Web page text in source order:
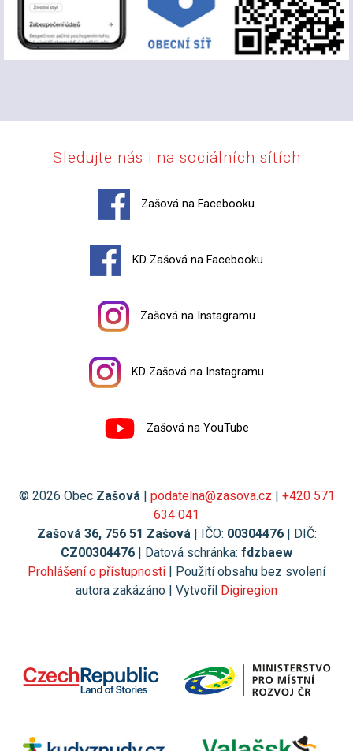
Sledujte nás i na sociálních sítích
Zašová na Facebooku
KD Zašová na Facebooku
Zašová na Instagramu
KD Zašová na Instagramu
Zašová na YouTube
© 2026 Obec Zašová | podatelna@zasova.cz | +420 571
634 041
Zašová 36, 756 51 Zašová | IČO: 00304476| DIČ:
CZ00304476 | Datová schránka: fdzbaew
Prohlášení o přístupnosti | Použití obsahu bez svolení
autora zakázáno | Vytvořil Digiregion